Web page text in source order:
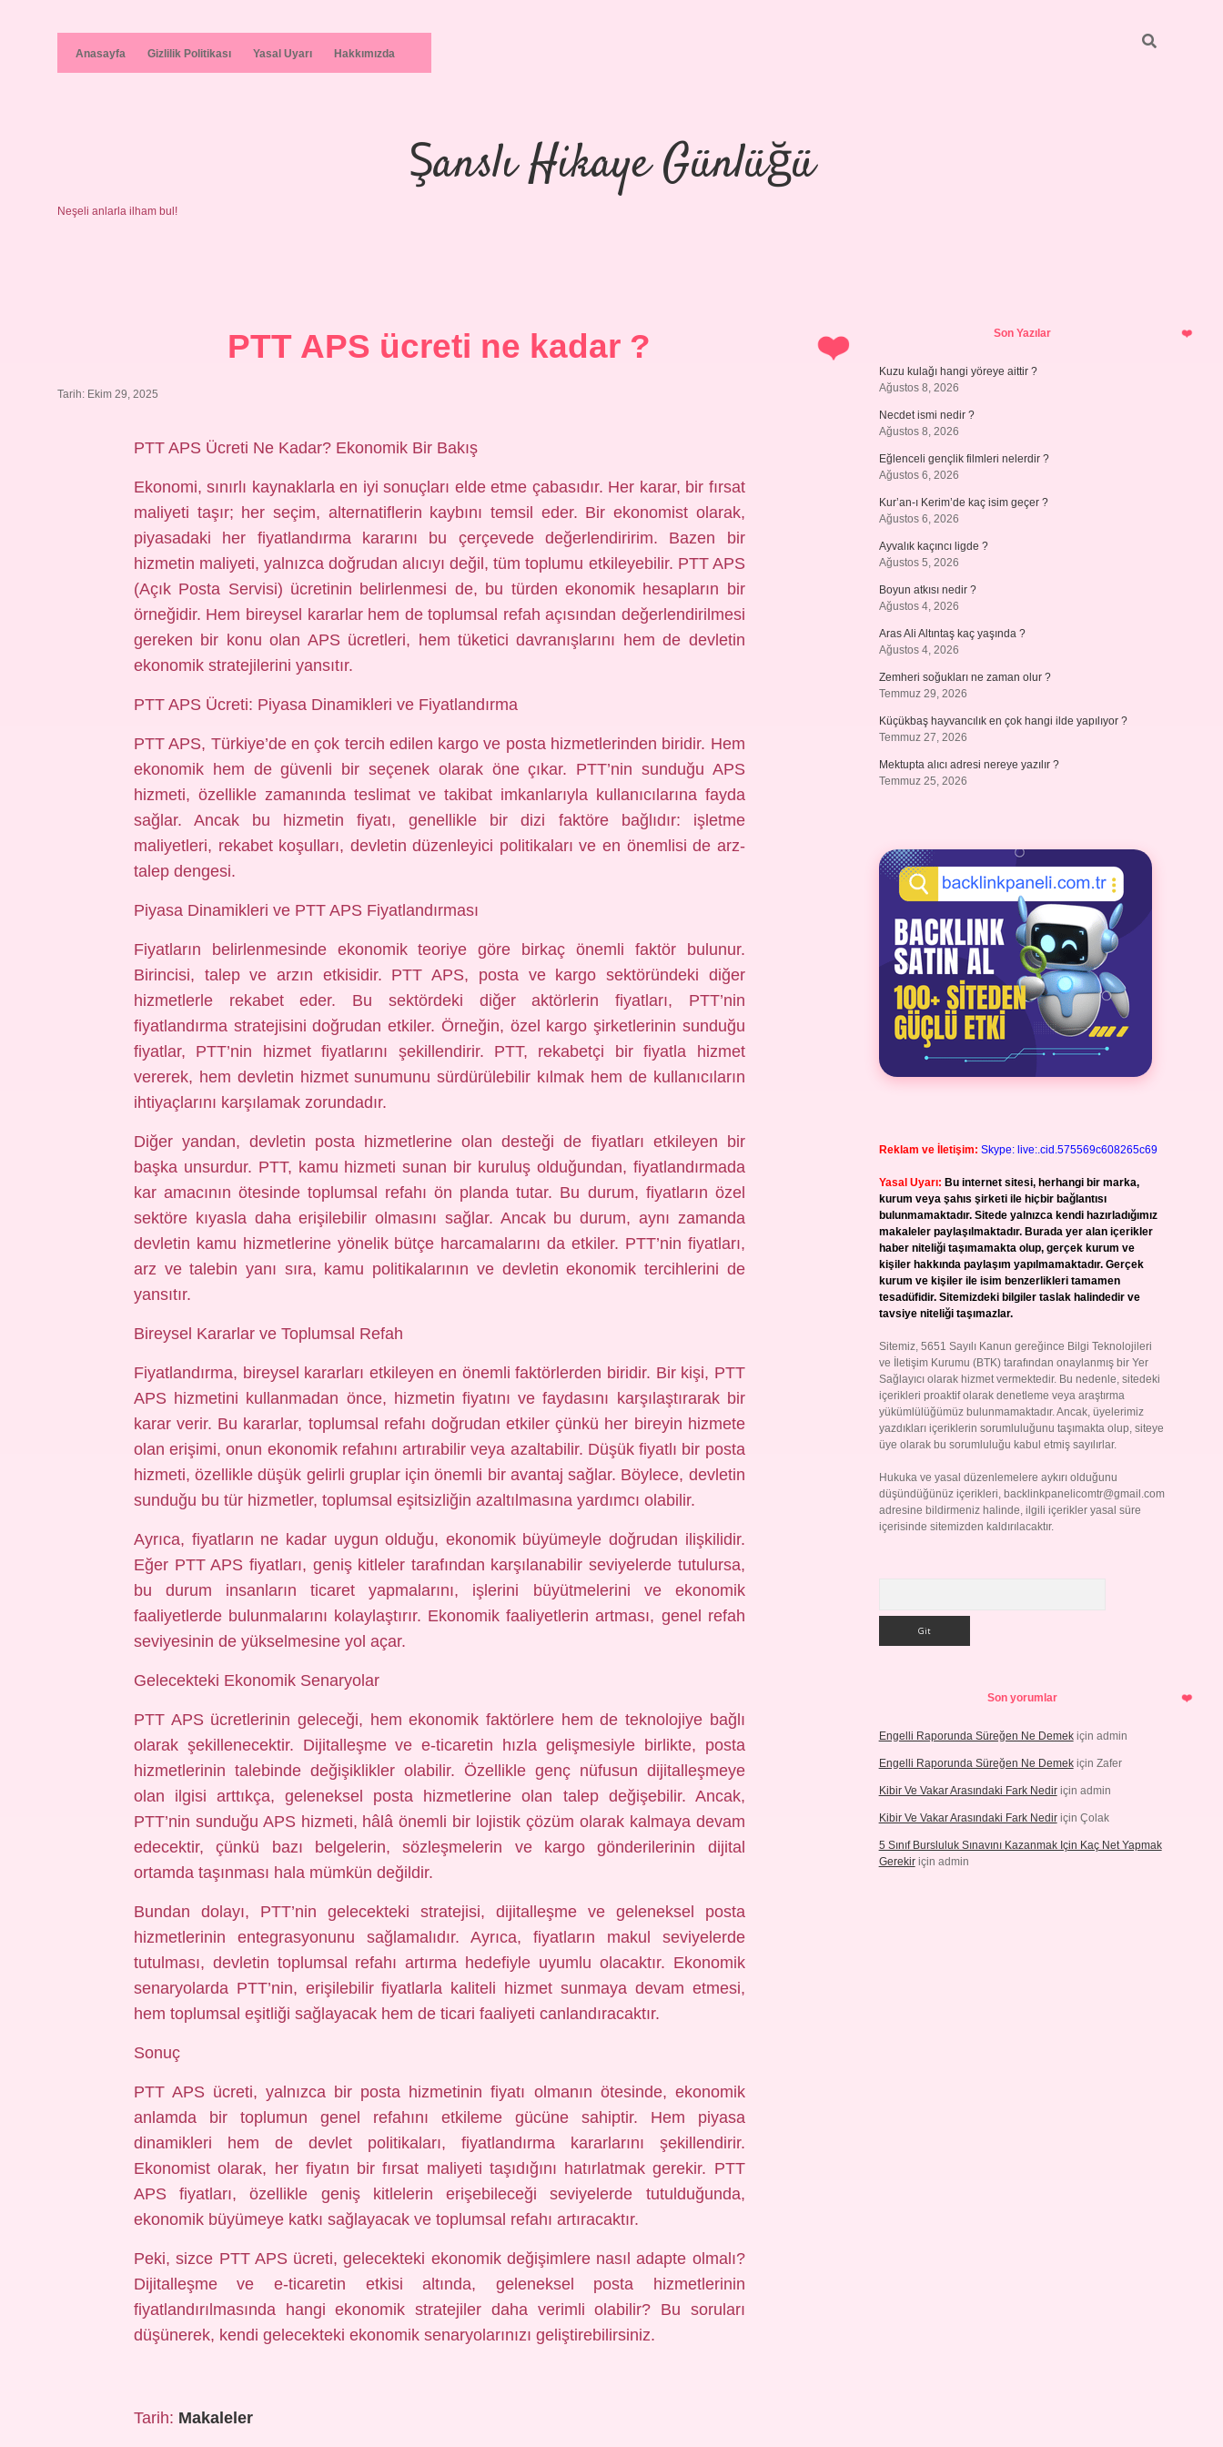
Anasayfa Gizlilik Politikası Yasal Uyarı Hakkımızda
Şanslı Hikaye Günlüğü
Neşeli anlarla ilham bul!
PTT APS ücreti ne kadar ?
Tarih: Ekim 29, 2025
PTT APS Ücreti Ne Kadar? Ekonomik Bir Bakış
Ekonomi, sınırlı kaynaklarla en iyi sonuçları elde etme çabasıdır. Her karar, bir fırsat
maliyeti taşır; her seçim, alternatiflerin kaybını temsil eder. Bir ekonomist olarak,
piyasadaki her fiyatlandırma kararını bu çerçevede değerlendiririm. Bazen bir
hizmetin maliyeti, yalnızca doğrudan alıcıyı değil, tüm toplumu etkileyebilir. PTT APS
(Açık Posta Servisi) ücretinin belirlenmesi de, bu türden ekonomik hesapların bir
örneğidir. Hem bireysel kararlar hem de toplumsal refah açısından değerlendirilmesi
gereken bir konu olan APS ücretleri, hem tüketici davranışlarını hem de devletin
ekonomik stratejilerini yansıtır.
PTT APS Ücreti: Piyasa Dinamikleri ve Fiyatlandırma
PTT APS, Türkiye’de en çok tercih edilen kargo ve posta hizmetlerinden biridir. Hem
ekonomik hem de güvenli bir seçenek olarak öne çıkar. PTT’nin sunduğu APS
hizmeti, özellikle zamanında teslimat ve takibat imkanlarıyla kullanıcılarına fayda
sağlar. Ancak bu hizmetin fiyatı, genellikle bir dizi faktöre bağlıdır: işletme
maliyetleri, rekabet koşulları, devletin düzenleyici politikaları ve en önemlisi de arz-
talep dengesi.
Piyasa Dinamikleri ve PTT APS Fiyatlandırması
Fiyatların belirlenmesinde ekonomik teoriye göre birkaç önemli faktör bulunur.
Birincisi, talep ve arzın etkisidir. PTT APS, posta ve kargo sektöründeki diğer
hizmetlerle rekabet eder. Bu sektördeki diğer aktörlerin fiyatları, PTT’nin
fiyatlandırma stratejisini doğrudan etkiler. Örneğin, özel kargo şirketlerinin sunduğu
fiyatlar, PTT’nin hizmet fiyatlarını şekillendirir. PTT, rekabetçi bir fiyatla hizmet
vererek, hem devletin hizmet sunumunu sürdürülebilir kılmak hem de kullanıcıların
ihtiyaçlarını karşılamak zorundadır.
Diğer yandan, devletin posta hizmetlerine olan desteği de fiyatları etkileyen bir
başka unsurdur. PTT, kamu hizmeti sunan bir kuruluş olduğundan, fiyatlandırmada
kar amacının ötesinde toplumsal refahı ön planda tutar. Bu durum, fiyatların özel
sektöre kıyasla daha erişilebilir olmasını sağlar. Ancak bu durum, aynı zamanda
devletin kamu hizmetlerine yönelik bütçe harcamalarını da etkiler. PTT’nin fiyatları,
arz ve talebin yanı sıra, kamu politikalarının ve devletin ekonomik tercihlerini de
yansıtır.
Bireysel Kararlar ve Toplumsal Refah
Fiyatlandırma, bireysel kararları etkileyen en önemli faktörlerden biridir. Bir kişi, PTT
APS hizmetini kullanmadan önce, hizmetin fiyatını ve faydasını karşılaştırarak bir
karar verir. Bu kararlar, toplumsal refahı doğrudan etkiler çünkü her bireyin hizmete
olan erişimi, onun ekonomik refahını artırabilir veya azaltabilir. Düşük fiyatlı bir posta
hizmeti, özellikle düşük gelirli gruplar için önemli bir avantaj sağlar. Böylece, devletin
sunduğu bu tür hizmetler, toplumsal eşitsizliğin azaltılmasına yardımcı olabilir.
Ayrıca, fiyatların ne kadar uygun olduğu, ekonomik büyümeyle doğrudan ilişkilidir.
Eğer PTT APS fiyatları, geniş kitleler tarafından karşılanabilir seviyelerde tutulursa,
bu durum insanların ticaret yapmalarını, işlerini büyütmelerini ve ekonomik
faaliyetlerde bulunmalarını kolaylaştırır. Ekonomik faaliyetlerin artması, genel refah
seviyesinin de yükselmesine yol açar.
Gelecekteki Ekonomik Senaryolar
PTT APS ücretlerinin geleceği, hem ekonomik faktörlere hem de teknolojiye bağlı
olarak şekillenecektir. Dijitalleşme ve e-ticaretin hızla gelişmesiyle birlikte, posta
hizmetlerinin talebinde değişiklikler olabilir. Özellikle genç nüfusun dijitalleşmeye
olan ilgisi arttıkça, geleneksel posta hizmetlerine olan talep değişebilir. Ancak,
PTT’nin sunduğu APS hizmeti, hâlâ önemli bir lojistik çözüm olarak kalmaya devam
edecektir, çünkü bazı belgelerin, sözleşmelerin ve kargo gönderilerinin dijital
ortamda taşınması hala mümkün değildir.
Bundan dolayı, PTT’nin gelecekteki stratejisi, dijitalleşme ve geleneksel posta
hizmetlerinin entegrasyonunu sağlamalıdır. Ayrıca, fiyatların makul seviyelerde
tutulması, devletin toplumsal refahı artırma hedefiyle uyumlu olacaktır. Ekonomik
senaryolarda PTT’nin, erişilebilir fiyatlarla kaliteli hizmet sunmaya devam etmesi,
hem toplumsal eşitliği sağlayacak hem de ticari faaliyeti canlandıracaktır.
Sonuç
PTT APS ücreti, yalnızca bir posta hizmetinin fiyatı olmanın ötesinde, ekonomik
anlamda bir toplumun genel refahını etkileme gücüne sahiptir. Hem piyasa
dinamikleri hem de devlet politikaları, fiyatlandırma kararlarını şekillendirir.
Ekonomist olarak, her fiyatın bir fırsat maliyeti taşıdığını hatırlatmak gerekir. PTT
APS fiyatları, özellikle geniş kitlelerin erişebileceği seviyelerde tutulduğunda,
ekonomik büyümeye katkı sağlayacak ve toplumsal refahı artıracaktır.
Peki, sizce PTT APS ücreti, gelecekteki ekonomik değişimlere nasıl adapte olmalı?
Dijitalleşme ve e-ticaretin etkisi altında, geleneksel posta hizmetlerinin
fiyatlandırılmasında hangi ekonomik stratejiler daha verimli olabilir? Bu soruları
düşünerek, kendi gelecekteki ekonomik senaryolarınızı geliştirebilirsiniz.
Tarih: Makaleler
SidebarSon Yazılar
Kuzu kulağı hangi yöreye aittir ?
Ağustos 8, 2026
Necdet ismi nedir ?
Ağustos 8, 2026
Eğlenceli gençlik filmleri nelerdir ?
Ağustos 6, 2026
Kur’an-ı Kerim’de kaç isim geçer ?
Ağustos 6, 2026
Ayvalık kaçıncı ligde ?
Ağustos 5, 2026
Boyun atkısı nedir ?
Ağustos 4, 2026
Aras Ali Altıntaş kaç yaşında ?
Ağustos 4, 2026
Zemheri soğukları ne zaman olur ?
Temmuz 29, 2026
Küçükbaş hayvancılık en çok hangi ilde yapılıyor ?
Temmuz 27, 2026
Mektupta alıcı adresi nereye yazılır ?
Temmuz 25, 2026
Reklam ve İletişim: Skype: live:.cid.575569c608265c69
Yasal Uyarı: Bu internet sitesi, herhangi bir marka,
kurum veya şahıs şirketi ile hiçbir bağlantısı
bulunmamaktadır. Sitede yalnızca kendi hazırladığımız
makaleler paylaşılmaktadır. Burada yer alan içerikler
haber niteliği taşımamakta olup, gerçek kurum ve
kişiler hakkında paylaşım yapılmamaktadır. Gerçek
kurum ve kişiler ile isim benzerlikleri tamamen
tesadüfidir. Sitemizdeki bilgiler taslak halindedir ve
tavsiye niteliği taşımazlar.
Sitemiz, 5651 Sayılı Kanun gereğince Bilgi Teknolojileri
ve İletişim Kurumu (BTK) tarafından onaylanmış bir Yer
Sağlayıcı olarak hizmet vermektedir. Bu nedenle, sitedeki
içerikleri proaktif olarak denetleme veya araştırma
yükümlülüğümüz bulunmamaktadır. Ancak, üyelerimiz
yazdıkları içeriklerin sorumluluğunu taşımakta olup, siteye
üye olarak bu sorumluluğu kabul etmiş sayılırlar.
Hukuka ve yasal düzenlemelere aykırı olduğunu
düşündüğünüz içerikleri, backlinkpanelicomtr@gmail.com
adresine bildirmeniz halinde, ilgili içerikler yasal süre
içerisinde sitemizden kaldırılacaktır.
Son yorumlar
Engelli Raporunda Süreğen Ne Demekiçin admin
Engelli Raporunda Süreğen Ne Demekiçin Zafer
Kibir Ve Vakar Arasındaki Fark Nediriçin admin
Kibir Ve Vakar Arasındaki Fark Nediriçin Çolak
5 Sınıf Bursluluk Sınavını Kazanmak Için Kaç Net Yapmak
Gerekiriçin admin